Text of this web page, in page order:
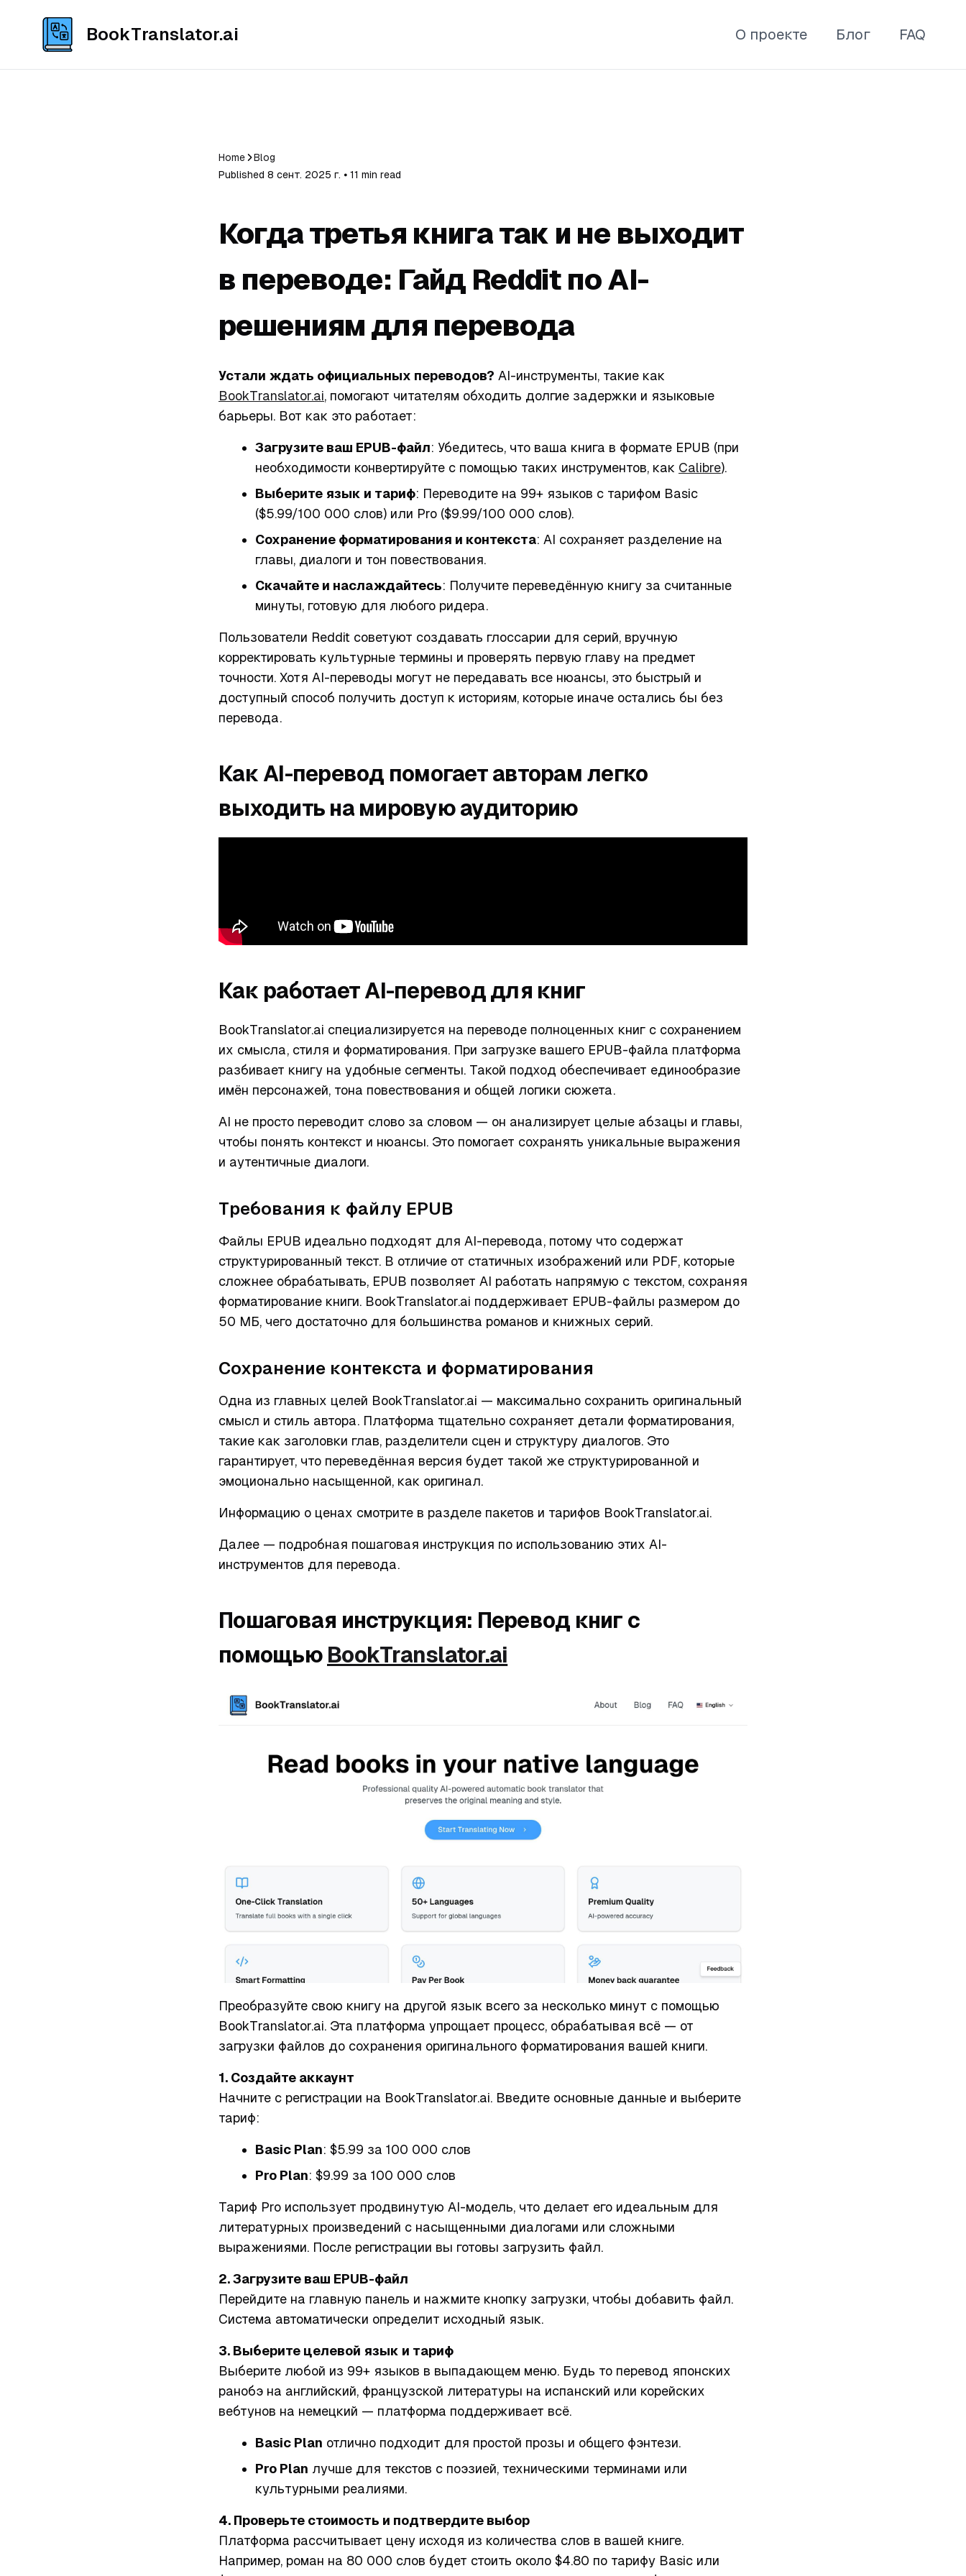
BookTranslator.ai О проекте Блог FAQ
Home
Blog
Published 8 сент. 2025 г. ⦁ 11 min read
Когда третья книга так и не выходит
в переводе: Гайд Reddit по AI-
решениям для перевода
Устали ждать официальных переводов? AI-инструменты, такие как
BookTranslator.ai, помогают читателям обходить долгие задержки и языковые
барьеры. Вот как это работает:
Загрузите ваш EPUB-файл: Убедитесь, что ваша книга в формате EPUB (при
необходимости конвертируйте с помощью таких инструментов, как Calibre).
Выберите язык и тариф: Переводите на 99+ языков с тарифом Basic
($5.99/100 000 слов) или Pro ($9.99/100 000 слов).
Сохранение форматирования и контекста: AI сохраняет разделение на
главы, диалоги и тон повествования.
Скачайте и наслаждайтесь: Получите переведённую книгу за считанные
минуты, готовую для любого ридера.
Пользователи Reddit советуют создавать глоссарии для серий, вручную
корректировать культурные термины и проверять первую главу на предмет
точности. Хотя AI-переводы могут не передавать все нюансы, это быстрый и
доступный способ получить доступ к историям, которые иначе остались бы без
перевода.
Как AI-перевод помогает авторам легко
выходить на мировую аудиторию
Как работает AI-перевод для книг
BookTranslator.ai специализируется на переводе полноценных книг с сохранением
их смысла, стиля и форматирования. При загрузке вашего EPUB-файла платформа
разбивает книгу на удобные сегменты. Такой подход обеспечивает единообразие
имён персонажей, тона повествования и общей логики сюжета.
AI не просто переводит слово за словом — он анализирует целые абзацы и главы,
чтобы понять контекст и нюансы. Это помогает сохранять уникальные выражения
и аутентичные диалоги.
Требования к файлу EPUB
Файлы EPUB идеально подходят для AI-перевода, потому что содержат
структурированный текст. В отличие от статичных изображений или PDF, которые
сложнее обрабатывать, EPUB позволяет AI работать напрямую с текстом, сохраняя
форматирование книги. BookTranslator.ai поддерживает EPUB-файлы размером до
50 МБ, чего достаточно для большинства романов и книжных серий.
Сохранение контекста и форматирования
Одна из главных целей BookTranslator.ai — максимально сохранить оригинальный
смысл и стиль автора. Платформа тщательно сохраняет детали форматирования,
такие как заголовки глав, разделители сцен и структуру диалогов. Это
гарантирует, что переведённая версия будет такой же структурированной и
эмоционально насыщенной, как оригинал.
Информацию о ценах смотрите в разделе пакетов и тарифов BookTranslator.ai.
Далее — подробная пошаговая инструкция по использованию этих AI-
инструментов для перевода.
Пошаговая инструкция: Перевод книг с
помощью BookTranslator.ai
Преобразуйте свою книгу на другой язык всего за несколько минут с помощью
BookTranslator.ai. Эта платформа упрощает процесс, обрабатывая всё — от
загрузки файлов до сохранения оригинального форматирования вашей книги.
1. Создайте аккаунт
Начните с регистрации на BookTranslator.ai. Введите основные данные и выберите
тариф:
Basic Plan: $5.99 за 100 000 слов
Pro Plan: $9.99 за 100 000 слов
Тариф Pro использует продвинутую AI-модель, что делает его идеальным для
литературных произведений с насыщенными диалогами или сложными
выражениями. После регистрации вы готовы загрузить файл.
2. Загрузите ваш EPUB-файл
Перейдите на главную панель и нажмите кнопку загрузки, чтобы добавить файл.
Система автоматически определит исходный язык.
3. Выберите целевой язык и тариф
Выберите любой из 99+ языков в выпадающем меню. Будь то перевод японских
ранобэ на английский, французской литературы на испанский или корейских
вебтунов на немецкий — платформа поддерживает всё.
Basic Plan отлично подходит для простой прозы и общего фэнтези.
Pro Plan лучше для текстов с поэзией, техническими терминами или
культурными реалиями.
4. Проверьте стоимость и подтвердите выбор
Платформа рассчитывает цену исходя из количества слов в вашей книге.
Например, роман на 80 000 слов будет стоить около $4.80 по тарифу Basic или